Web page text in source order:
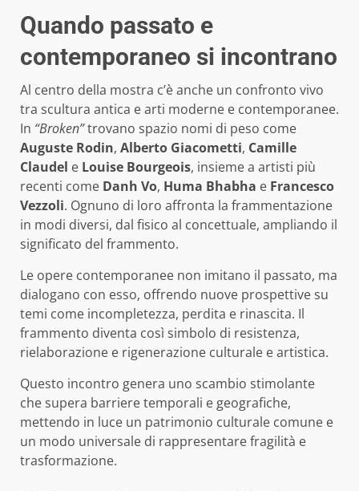
Quando passato e
contemporaneo si incontrano
Al centro della mostra c’è anche un confronto vivo
tra scultura antica e arti moderne e contemporanee.
In “Broken”trovano spazio nomi di peso come
Auguste Rodin, Alberto Giacometti, Camille
Claudel e Louise Bourgeois, insieme a artisti più
recenti come Danh Vo, Huma Bhabha e Francesco
Vezzoli. Ognuno di loro affronta la frammentazione
in modi diversi, dal fisico al concettuale, ampliando il
significato del frammento.
Le opere contemporanee non imitano il passato, ma
dialogano con esso, offrendo nuove prospettive su
temi come incompletezza, perdita e rinascita. Il
frammento diventa così simbolo di resistenza,
rielaborazione e rigenerazione culturale e artistica.
Questo incontro genera uno scambio stimolante
che supera barriere temporali e geografiche,
mettendo in luce un patrimonio culturale comune e
un modo universale di rappresentare fragilità e
trasformazione.